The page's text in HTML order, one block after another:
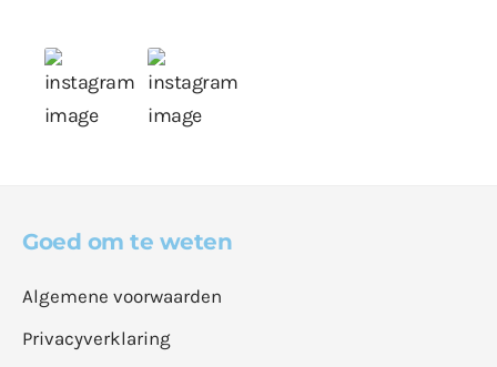
Goed om te weten
Algemene voorwaarden
Privacyverklaring